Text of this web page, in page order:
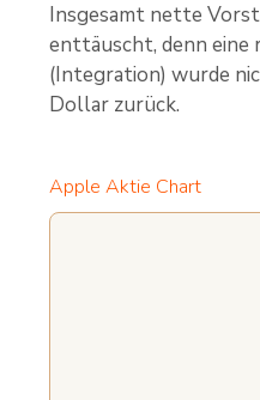
Insgesamt nette
enttäuscht, denn eine
(Integration) wurde
Dollar zurück.
Apple Aktie Chart